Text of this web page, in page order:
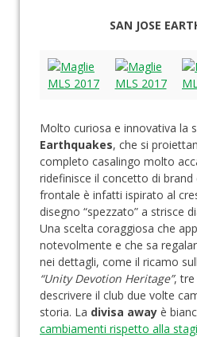
SAN JOSE
Molto curiosa e innovativa la
Earthquakes, che si
completo casalingo molto
ridefinisce il concetto di
frontale è infatti ispirato al
disegno “spezzato” a strisce
Una scelta coraggiosa che
notevolmente e che sa
nei dettagli, come il ricamo
“Unity Devotion Heritage”, tre
descrivere il club due volte
storia. La divisa away è
cambiamenti rispetto alla